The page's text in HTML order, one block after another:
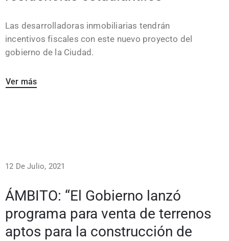
Las desarrolladoras inmobiliarias tendrán
incentivos fiscales con este nuevo proyecto del
gobierno de la Ciudad.
Ver más
12 De Julio, 2021
ÁMBITO: “El Gobierno lanzó
programa para venta de terrenos
aptos para la construcción de